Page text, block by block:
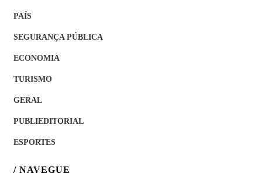
PAÍS
SEGURANÇA PÚBLICA
ECONOMIA
TURISMO
GERAL
PUBLIEDITORIAL
ESPORTES
/ NAVEGUE